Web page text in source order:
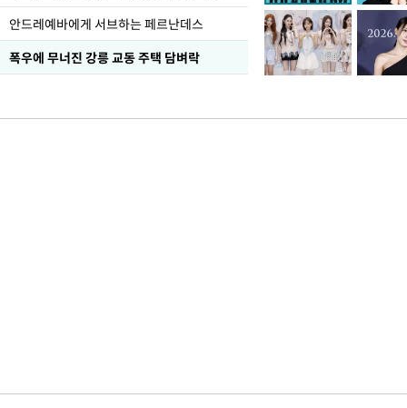
안드레예바에게 서브하는 페르난데스
폭우에 무너진 강릉 교동 주택 담벼락